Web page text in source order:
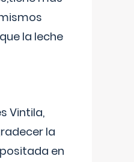
la leche
Vintila,
la
en